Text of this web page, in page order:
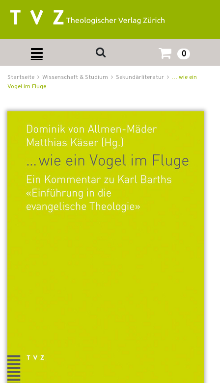
0
Startseite Wissenschaft & Studium Sekundärliteratur
… wie ein
Vogel im Fluge